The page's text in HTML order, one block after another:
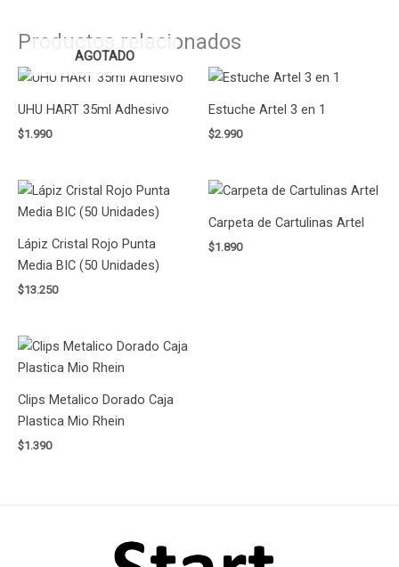
Productos relacionados
AGOTADO
UHU HART 35ml Adhesivo
$1.990
Estuche Artel 3 en 1
$2.990
Lápiz Cristal Rojo Punta
Media BIC (50 Unidades)
$13.250
Carpeta de Cartulinas Artel
$1.890
Clips Metalico Dorado Caja
Plastica Mio Rhein
$1.390